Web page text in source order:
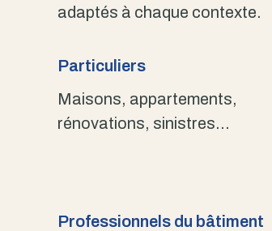
adaptés à chaque contexte.
Particuliers
Maisons, appartements,
rénovations, sinistres…
Professionnels du bâtiment